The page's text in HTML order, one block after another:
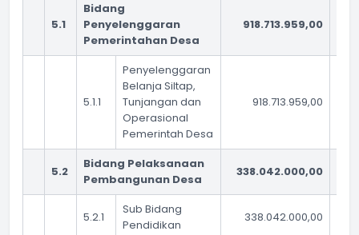
5.1
Bidang
Penyelenggaran
Pemerintahan Desa
918.713.959,00
5.1.1
Penyelenggaran
Belanja Siltap,
Tunjangan dan
Operasional
Pemerintah Desa
918.713.959,00
5.2
Bidang Pelaksanaan
Pembangunan Desa
338.042.000,00
5.2.1
Sub Bidang
Pendidikan
338.042.000,00